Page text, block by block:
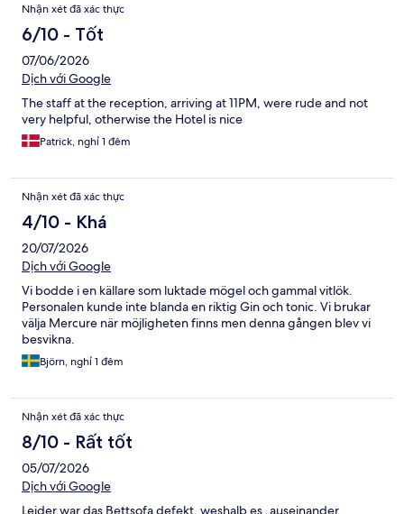
Nhận xét đã xác thực
6/10 - Tốt
07/06/2026
Dịch với Google
The staff at the reception, arriving at 11PM, were rude and not
very helpful, otherwise the Hotel is nice
Patrick, nghỉ 1 đêm
Nhận xét đã xác thực
4/10 - Khá
20/07/2026
Dịch với Google
Vi bodde i en källare som luktade mögel och gammal vitlök.
Personalen kunde inte blanda en riktig Gin och tonic. Vi brukar
välja Mercure när möjligheten finns men denna gången blev vi
besvikna.
Björn, nghỉ 1 đêm
Nhận xét đã xác thực
8/10 - Rất tốt
05/07/2026
Dịch với Google
Leider war das Bettsofa defekt, weshalb es „auseinander